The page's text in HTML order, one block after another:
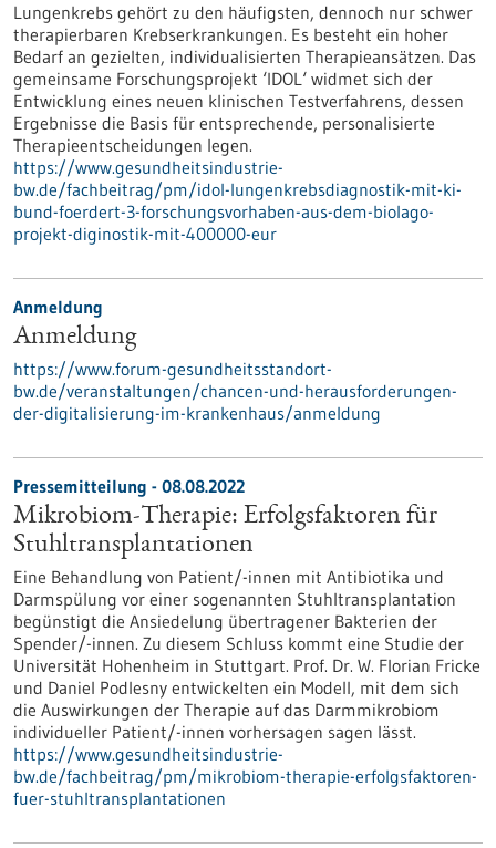
Lungenkrebs gehört zu den häufigsten, dennoch nur schwer
therapierbaren Krebserkrankungen. Es besteht ein hoher
Bedarf an gezielten, individualisierten Therapieansätzen. Das
gemeinsame Forschungsprojekt ‘IDOL‘ widmet sich der
Entwicklung eines neuen klinischen Testverfahrens, dessen
Ergebnisse die Basis für entsprechende, personalisierte
Therapieentscheidungen legen.
https://www.gesundheitsindustrie-
bw.de/fachbeitrag/pm/idol-lungenkrebsdiagnostik-mit-ki-
bund-foerdert-3-forschungsvorhaben-aus-dem-biolago-
projekt-diginostik-mit-400000-eur
Anmeldung
Anmeldung
https://www.forum-gesundheitsstandort-
bw.de/veranstaltungen/chancen-und-herausforderungen-
der-digitalisierung-im-krankenhaus/anmeldung
Pressemitteilung - 08.08.2022
Mikrobiom-Therapie: Erfolgsfaktoren für
Stuhltransplantationen
Eine Behandlung von Patient/-innen mit Antibiotika und
Darmspülung vor einer sogenannten Stuhltransplantation
begünstigt die Ansiedelung übertragener Bakterien der
Spender/-innen. Zu diesem Schluss kommt eine Studie der
Universität Hohenheim in Stuttgart. Prof. Dr. W. Florian Fricke
und Daniel Podlesny entwickelten ein Modell, mit dem sich
die Auswirkungen der Therapie auf das Darmmikrobiom
individueller Patient/-innen vorhersagen sagen lässt.
https://www.gesundheitsindustrie-
bw.de/fachbeitrag/pm/mikrobiom-therapie-erfolgsfaktoren-
fuer-stuhltransplantationen